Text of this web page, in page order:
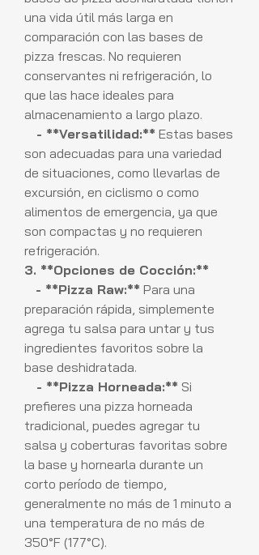
una vida útil más larga en
comparación con las bases de
pizza frescas. No requieren
conservantes ni refrigeración, lo
que las hace ideales para
almacenamiento a largo plazo.
- **Versatilidad:** Estas bases
son adecuadas para una variedad
de situaciones, como llevarlas de
excursión, en ciclismo o como
alimentos de emergencia, ya que
son compactas y no requieren
refrigeración.
3. **Opciones de Cocción:**
- **Pizza Raw:** Para una
preparación rápida, simplemente
agrega tu salsa para untar y tus
ingredientes favoritos sobre la
base deshidratada.
- **Pizza Horneada:** Si
prefieres una pizza horneada
tradicional, puedes agregar tu
salsa y coberturas favoritas sobre
la base y hornearla durante un
corto período de tiempo,
generalmente no más de 1 minuto a
una temperatura de no más de
350°F (177°C).